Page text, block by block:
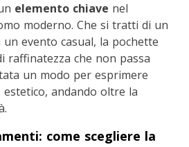
elemento chiave nel
moderno. Che si tratti di un
evento casual, la pochette
raffinatezza che non passa
un modo per esprimere
andando oltre la
come scegliere la